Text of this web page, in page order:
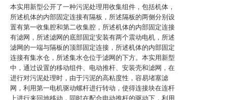
本实用新型公开了一种污泥处理用收集组件，包括机体，
所述机体的内部固定连接有隔板，所述隔板的两侧分别设
置有第一收集腔和第二收集腔，所述机体的内部固定连接
有滤网，所述滤网的底部固定安装有两个震动电机，所述
滤网的一端与隔板的顶部固定连接，所述机体的内部固定
连接有集水仓，所述集水仓位于滤网的下方。本实用新型
中，通过设置的移动组件、电动推杆、安装壳和滤网，在
进行对污泥处理时，由于污泥的高粘度性，容易堵塞滤
网，利用第一电机驱动螺杆进行转动，使得连接块在连杆
上进行来回地移动，同时在配合电动推杆的驱动下，利用